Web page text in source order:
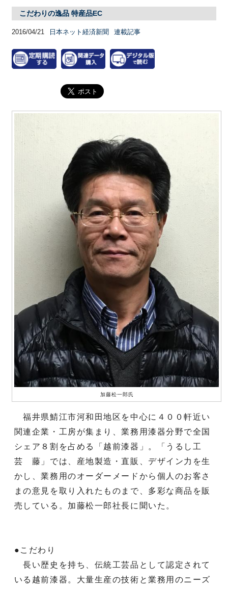
こだわりの逸品 特産品EC
2016/04/21 日本ネット経済新聞 連載記事
加藤松一郎氏
福井県鯖江市河和田地区を中心に４００軒近い
関連企業・工房が集まり、業務用漆器分野で全国
シェア８割を占める「越前漆器」。「うるし工
芸 藤」では、産地製造・直販、デザイン力を生
かし、業務用のオーダーメードから個人のお客さ
まの意見を取り入れたものまで、多彩な商品を販
売している。加藤松一郎社長に聞いた。
●こだわり
長い歴史を持ち、伝統工芸品として認定されて
いる越前漆器。大量生産の技術と業務用のニーズ